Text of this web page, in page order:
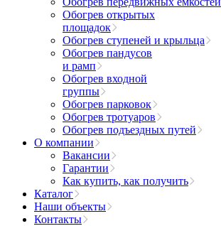
Обогрев открытых
площадок
Обогрев ступеней и крыльца
Обогрев пандусов
и рамп
Обогрев входной
группы
Обогрев парковок
Обогрев тротуаров
Обогрев подъездных путей
О компании
Вакансии
Гарантии
Как купить, как получить
Каталог
Наши объекты
Контакты